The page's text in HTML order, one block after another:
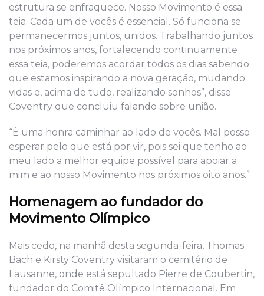
estrutura se enfraquece. Nosso Movimento é essa
teia. Cada um de vocês é essencial. Só funciona se
permanecermos juntos, unidos. Trabalhando juntos
nos próximos anos, fortalecendo continuamente
essa teia, poderemos acordar todos os dias sabendo
que estamos inspirando a nova geração, mudando
vidas e, acima de tudo, realizando sonhos”, disse
Coventry que concluiu falando sobre união.
“É uma honra caminhar ao lado de vocês. Mal posso
esperar pelo que está por vir, pois sei que tenho ao
meu lado a melhor equipe possível para apoiar a
mim e ao nosso Movimento nos próximos oito anos.”
Homenagem ao fundador do
Movimento Olímpico
Mais cedo, na manhã desta segunda-feira, Thomas
Bach e Kirsty Coventry visitaram o cemitério de
Lausanne, onde está sepultado Pierre de Coubertin,
fundador do Comitê Olímpico Internacional. Em